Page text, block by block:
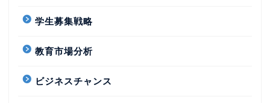
学生募集戦略
教育市場分析
ビジネスチャンス